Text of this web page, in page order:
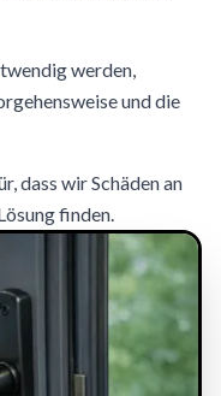
werden,
und die
dass wir Schäden an
finden.